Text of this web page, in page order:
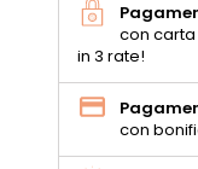
con
in 3 rate!
con